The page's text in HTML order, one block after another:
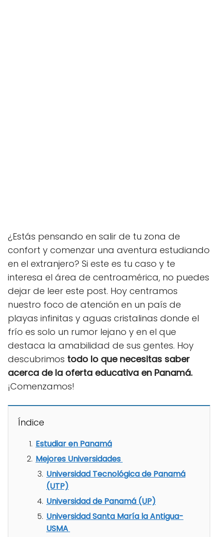
¿Estás pensando en salir de tu zona de
confort y comenzar una aventura estudiando
en el extranjero? Si este es tu caso y te
interesa el área de centroamérica, no puedes
dejar de leer este post. Hoy centramos
nuestro foco de atención en un país de
playas infinitas y aguas cristalinas donde el
frío es solo un rumor lejano y en el que
destaca la amabilidad de sus gentes. Hoy
descubrimos todo lo que necesitas saber
acerca de la oferta educativa en Panamá.
¡Comenzamos!
Índice
Estudiar en Panamá
Mejores Universidades
Universidad Tecnológica de Panamá
(UTP)
Universidad de Panamá (UP)
Universidad Santa María la Antigua-
USMA